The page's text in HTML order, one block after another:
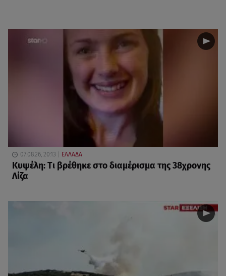
07.08.26, 20:13 ΕΛΛΑΔΑ
Κυψέλη: Tι βρέθηκε στο διαμέρισμα της 38χρονης
Λίζα